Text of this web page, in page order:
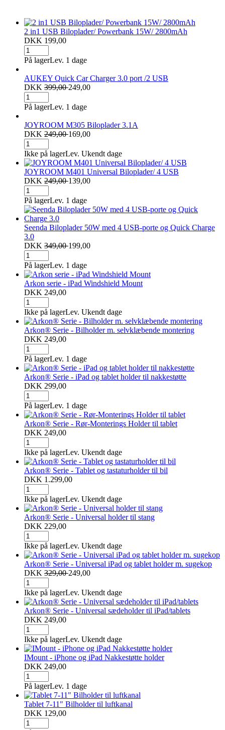
2 in1 USB Biloplader/ Powerbank 15W/ 2800mAh
DKK 199,00
På lagerLev. 1 dage
AUKEY Quick Car Charger 3.0 port /2 USB
DKK 399,00249,00
På lagerLev. 1 dage
JOYROOM M305 Biloplader 3.1A
DKK 249,00169,00
Ikke på lagerLev. Ukendt dage
JOYROOM M401 Universal Biloplader/ 4 USB
DKK 249,00139,00
På lagerLev. 1 dage
Seenda Biloplader 50W med 4 USB-porte og Quick Charge
3.0
DKK 349,00199,00
På lagerLev. 1 dage
Arkon serie - iPad Windshield Mount
DKK 249,00
Ikke på lagerLev. Ukendt dage
Arkon® Serie - Bilholder m. selvklæbende montering
DKK 249,00
På lagerLev. 1 dage
Arkon® Serie - iPad og tablet holder til nakkestøtte
DKK 299,00
På lagerLev. 1 dage
Arkon® Serie - Rør-Monterings Holder til tablet
DKK 249,00
Ikke på lagerLev. Ukendt dage
Arkon® Serie - Tablet og tastaturholder til bil
DKK 1.299,00
Ikke på lagerLev. Ukendt dage
Arkon® Serie - Universal holder til stang
DKK 229,00
Ikke på lagerLev. Ukendt dage
Arkon® Serie - Universal iPad og tablet holder m. sugekop
DKK 329,00249,00
Ikke på lagerLev. Ukendt dage
Arkon® Serie - Universal sædeholder til iPad/tablets
DKK 249,00
Ikke på lagerLev. Ukendt dage
IMount - iPhone og iPad Nakkestøtte holder
DKK 249,00
På lagerLev. 1 dage
Tablet 7-11" Bilholder til luftkanal
DKK 129,00